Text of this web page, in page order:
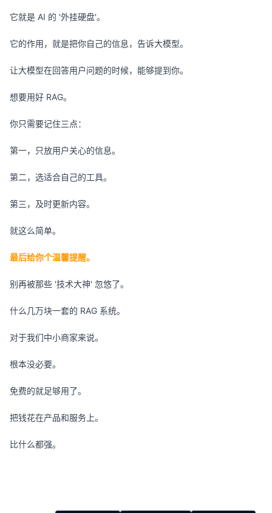
它就是 AI 的 '外挂硬盘'。
它的作用，就是把你自己的信息，告诉大模型。
让大模型在回答用户问题的时候，能够提到你。
想要用好 RAG。
你只需要记住三点：
第一，只放用户关心的信息。
第二，选适合自己的工具。
第三，及时更新内容。
就这么简单。
最后给你个温馨提醒。
别再被那些 '技术大神' 忽悠了。
什么几万块一套的 RAG 系统。
对于我们中小商家来说。
根本没必要。
免费的就足够用了。
把钱花在产品和服务上。
比什么都强。